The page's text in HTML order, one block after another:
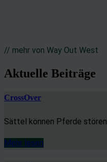
// mehr von Way Out West
Aktuelle Beiträge
CrossOver
Sättel können Pferde
Mehr lesen